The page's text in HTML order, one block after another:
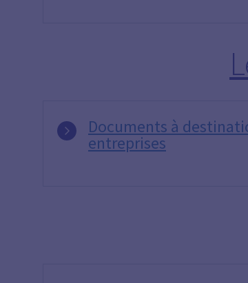
Documents à
entreprises